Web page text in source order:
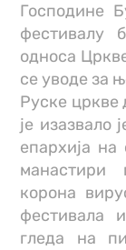
Господине
фестивалу
односа
се уводе за
Руске цркве
је изазвало
епархија на
манастири
корона
фестивала
гледа на